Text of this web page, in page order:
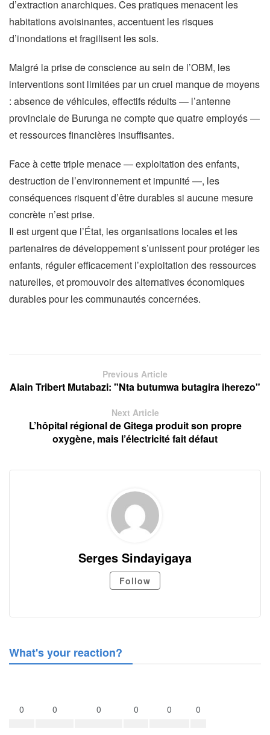
d’extraction anarchiques. Ces pratiques menacent les
habitations avoisinantes, accentuent les risques
d’inondations et fragilisent les sols.
Malgré la prise de conscience au sein de l’OBM, les
interventions sont limitées par un cruel manque de moyens
: absence de véhicules, effectifs réduits — l’antenne
provinciale de Burunga ne compte que quatre employés —
et ressources financières insuffisantes.
Face à cette triple menace — exploitation des enfants,
destruction de l’environnement et impunité —, les
conséquences risquent d’être durables si aucune mesure
concrète n’est prise.
Il est urgent que l’État, les organisations locales et les
partenaires de développement s’unissent pour protéger les
enfants, réguler efficacement l’exploitation des ressources
naturelles, et promouvoir des alternatives économiques
durables pour les communautés concernées.
Previous Article
Alain Tribert Mutabazi: "Nta butumwa butagira iherezo"
Next Article
L’hôpital régional de Gitega produit son propre
oxygène, mais l’électricité fait défaut
Serges Sindayigaya
Follow
What's your reaction?
0 0 0 0 0 0